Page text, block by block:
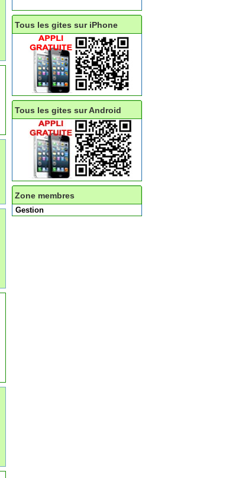
Tous les gites sur iPhone
Tous les gites sur Android
Zone membres
Gestion